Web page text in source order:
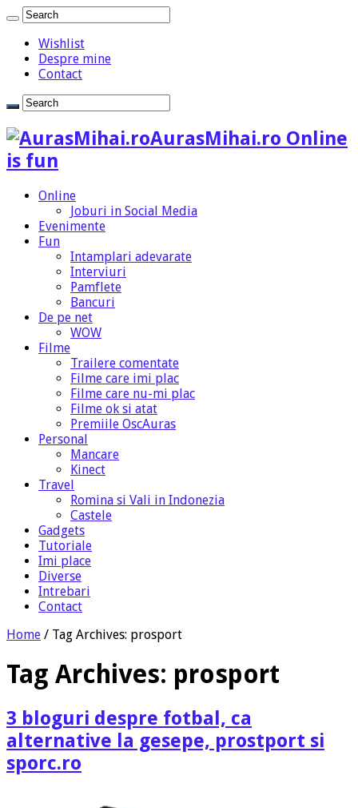
Wishlist
Despre mine
Contact
AurasMihai.ro Online
is fun
Online
Joburi in Social Media
Evenimente
Fun
Intamplari adevarate
Interviuri
Pamflete
Bancuri
De pe net
WOW
Filme
Trailere comentate
Filme care imi plac
Filme care nu-mi plac
Filme ok si atat
Premiile OscAuras
Personal
Mancare
Kinect
Travel
Romina si Vali in Indonezia
Castele
Gadgets
Tutoriale
Imi place
Diverse
Intrebari
Contact
Home / Tag Archives: prosport
Tag Archives: prosport
3 bloguri despre fotbal, ca
alternative la gesepe, prostport si
sporc.ro